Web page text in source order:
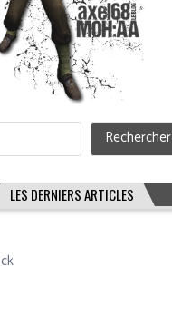
Rechercher
LES DERNIERS ARTICLES